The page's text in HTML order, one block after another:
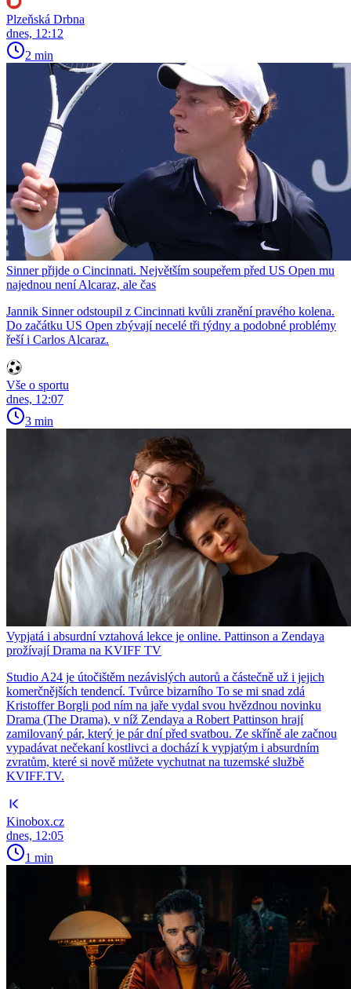
Plzeňská Drbna
dnes, 12:12
2 min
Sinner přijde o Cincinnati. Největším soupeřem před US Open mu
najednou není Alcaraz, ale čas
Jannik Sinner odstoupil z Cincinnati kvůli zranění pravého kolena.
Do začátku US Open zbývají necelé tři týdny a podobné problémy
řeší i Carlos Alcaraz.
Vše o sportu
dnes, 12:07
3 min
Vypjatá i absurdní vztahová lekce je online. Pattinson a Zendaya
prožívají Drama na KVIFF TV
Studio A24 je útočištěm nezávislých autorů a částečně už i jejich
komerčnějších tendencí. Tvůrce bizarního To se mi snad zdá
Kristoffer Borgli pod ním na jaře vydal svou hvězdnou novinku
Drama (The Drama), v níž Zendaya a Robert Pattinson hrají
zamilovaný pár, který je pár dní před svatbou. Ze skříně ale začnou
vypadávat nečekaní kostlivci a dochází k vypjatým i absurdním
zvratům, které si nově můžete vychutnat na tuzemské službě
KVIFF.TV.
Kinobox.cz
dnes, 12:05
1 min